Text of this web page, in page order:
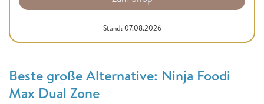
Stand: 07.08.2026
Beste große Alternative: Ninja Foodi
Max Dual Zone